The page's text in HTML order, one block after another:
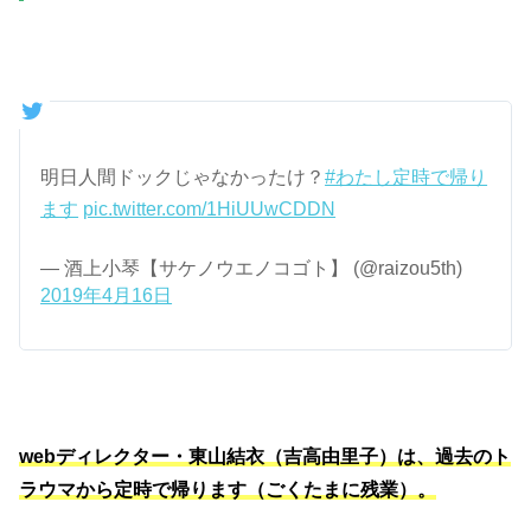
明日人間ドックじゃなかったけ？#わたし定時で帰り
ます pic.twitter.com/1HiUUwCDDN
— 酒上小琴【サケノウエノコゴト】 (@raizou5th)
2019年4月16日
webディレクター・東山結衣（吉高由里子）は、過去のト
ラウマから定時で帰ります（ごくたまに残業）。